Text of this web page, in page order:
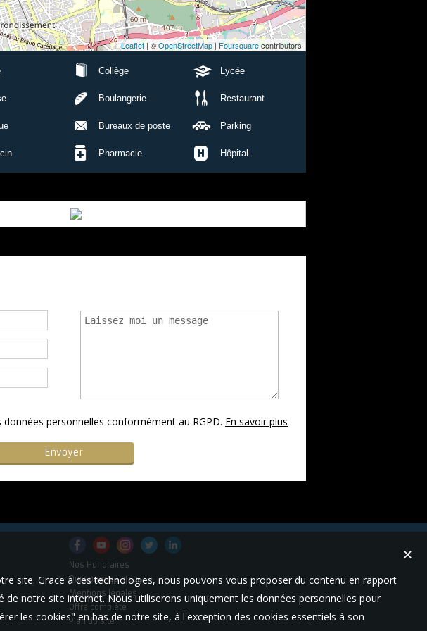
Leaflet| ©OpenStreetMap| Foursquarecontributors
Collège Lycée
Boulangerie Restaurant
Bureaux de poste Parking
Pharmacie Hôpital
personnelles conformément au RGPD. En savoir plus
Nos Honoraires
Qui sommes-nous
Mentions légales
Offre complète
Plan du site
✕
site. Grace à ces technologies, nous pouvons vous proposer du contenu en rapport
notre site internet. Nous utiliserons uniquement les données personnelles pour
les cookies" en bas de notre site, à l'exception des cookies essentiels à son